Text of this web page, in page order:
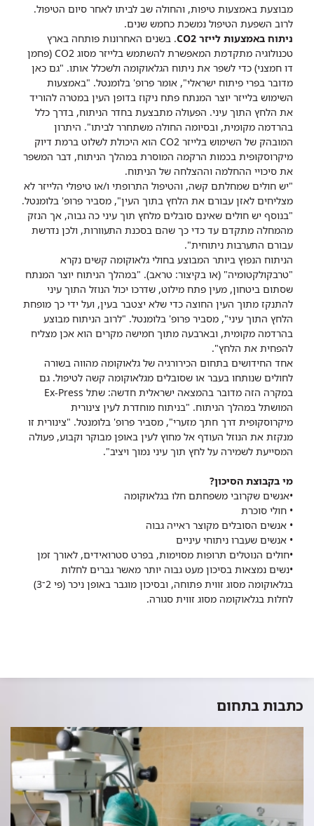
מבוצעת באמצעות טיפות, והחולה שב לביתו לאחר סיום הטיפול.
לרוב השפעת הטיפול נמשכת כחמש שנים.
ניתוח באמצעות לייזר CO2
. בשנים האחרונות פותחה בארץ
טכנולוגיה מתקדמת המאפשרת להשתמש בלייזר מסוג CO2 (פחמן
דו חמצני) כדי לשפר את ניתוח הגלאוקומה ולשכלל אותו. "גם כאן
מדובר בפרי פיתוח ישראלי", אומר פרופ' בלומנטל. "באמצעות
השימוש בלייזר יוצר המנתח פתח ניקוז בדופן העין במטרה להוריד
את הלחץ התוך עיני. הפעולה מתבצעת בחדר הניתוח, בדרך כלל
בהרדמה מקומית, ובסיומה החולה משתחרר לביתו". היתרון
המובהק של השימוש בלייזר CO2 הוא היכולת לשלוט ברמת דיוק
מיקרוסקופית בכמות הרקמה המוסרת במהלך הניתוח, דבר המשפר
את סיכויי ההחלמה וההצלחה של הניתוח.
"יש חולים שמחלתם קשה, והטיפול התרופתי ו/או טיפולי הלייזר לא
מצליחים לאזן עבורם את הלחץ בתוך העין", מסביר פרופ' בלומנטל.
"בנוסף יש חולים שאינם סובלים מלחץ תוך עיני כה גבוה, אך הנזק
מהמחלה מתקדם עד כדי כך שהם בסכנת התעוורות, ולכן נדרשת
עבורם התערבות ניתוחית".
הניתוח הנפוץ ביותר המבוצע בחולי גלאוקומה קשים נקרא
"טרבקולקטומיה" (או בקיצור: טראב). "במהלך הניתוח יוצר המנתח
שסתום ביטחון, מעין פתח מילוט, שדרכו יכול הנוזל התוך עיני
להתנקז מתוך העין החוצה כדי שלא יצטבר בעין, ועל ידי כך מופחת
הלחץ התוך עיני", מסביר פרופ' בלומנטל. "לרוב הניתוח מבוצע
בהרדמה מקומית, ובארבעה מתוך חמישה מקרים הוא אכן מצליח
להפחית את הלחץ".
אחד החידושים בתחום הכירורגיה של גלאוקומה מהווה בשורה
לחולים שנותחו בעבר או שסובלים מגלאוקומה קשה לטיפול. גם
במקרה הזה מדובר בהמצאה ישראלית חדשה: שתל Ex-Press
המושתל במהלך הניתוח. "בניתוח מוחדרת לעין צינורית
מיקרוסקופית דרך חתך מזערי", מסביר פרופ' בלומנטל. "צינורית זו
מנקזת את הנוזל העודף אל מחוץ לעין באופן מבוקר וקבוע, פעולה
המסייעת לשמירה על לחץ תוך עיני נמוך ויציב".
​מי בקבוצת הסיכון?
•אנשים שקרובי משפחתם חלו בגלאוקומה
• חולי סוכרת
• אנשים הסובלים מקוצר ראייה גבוה
• אנשים שעברו ניתוחי עיניים
•חולים הנוטלים תרופות מסוימות, בפרט סטרואידים, לאורך זמן
•נשים נמצאות בסיכון מעט גבוה יותר מאשר גברים לחלות
בגלאוקומה מסוג זווית פתוחה, ובסיכון מוגבר באופן ניכר (פי 2־3)
לחלות בגלאוקומה מסוג זווית סגורה.
כתבות בתחום